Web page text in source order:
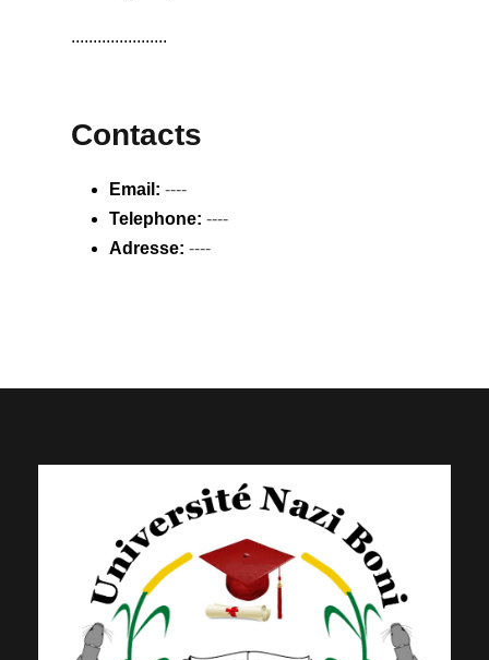
......................
Contacts
Email: ----
Telephone: ----
Adresse: ----